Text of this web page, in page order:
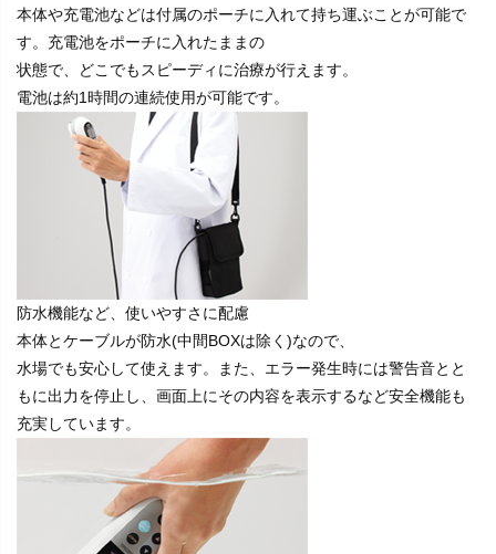
本体や充電池などは付属のポーチに入れて持ち運ぶことが可能で
す。充電池をポーチに入れたままの
状態で、どこでもスピーディに治療が行えます。
電池は約1時間の連続使用が可能です。
防水機能など、使いやすさに配慮
本体とケーブルが防水(中間BOXは除く)なので、
水場でも安心して使えます。また、エラー発生時には警告音とと
もに出力を停止し、画面上にその内容を表示するなど安全機能も
充実しています。